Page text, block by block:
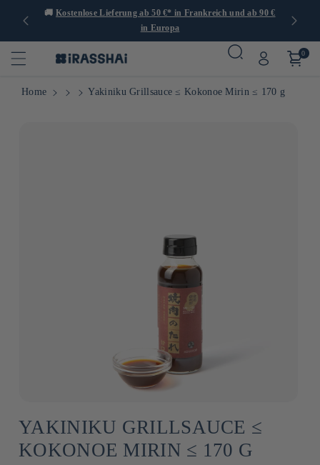
🚚Kostenlose Lieferung ab 50 €* in Frankreich und ab 90 €
in Europa
0
Home Yakiniku Grillsauce ≤ Kokonoe Mirin ≤ 170 g
YAKINIKU GRILLSAUCE ≤
KOKONOE MIRIN ≤ 170 G